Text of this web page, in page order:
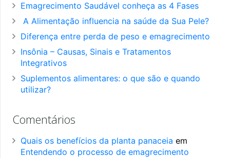
Emagrecimento Saudável conheça as 4 Fases
A Alimentação influencia na saúde da Sua Pele?
Diferença entre perda de peso e emagrecimento
Insônia – Causas, Sinais e Tratamentos
Integrativos
Suplementos alimentares: o que são e quando
utilizar?
Comentários
Quais os benefícios da planta panaceia em
Entendendo o processo de emagrecimento